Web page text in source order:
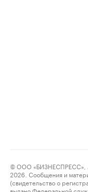
© ООО «БИЗНЕСПРЕСС»,
2026. Сообщения и
(свидетельство о